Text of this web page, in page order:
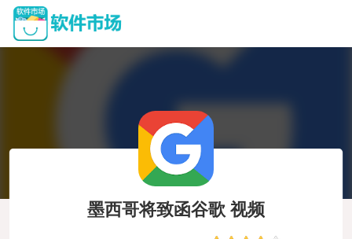
墨西哥将致函谷歌 视频